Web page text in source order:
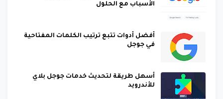
الأسباب مع الحلول
أفضل أدوات تتبع ترتيب الكلمات المفتاحية
في جوجل
أسهل طريقة لتحديث خدمات جوجل بلاي
للأندرويد